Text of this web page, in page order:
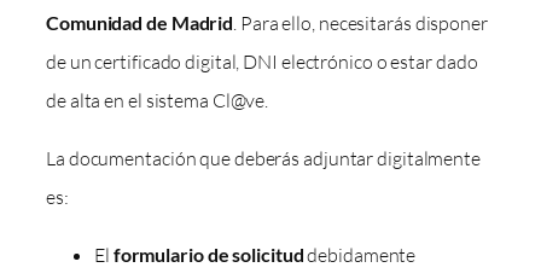
Comunidad de Madrid . Para ello, necesitarás disponer
de un certificado digital, DNI electrónico o estar dado
de alta en el sistema Cl@ve.
La documentación que deberás adjuntar digitalmente
es:
El formulario de solicituddebidamente